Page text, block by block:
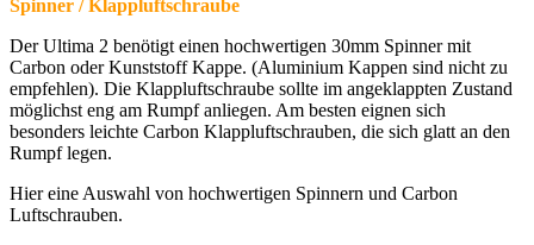
Spinner / Klappluftschraube
Der Ultima 2 benötigt einen hochwertigen 30mm Spinner mit
Carbon oder Kunststoff Kappe. (Aluminium Kappen sind nicht zu
empfehlen). Die Klappluftschraube sollte im angeklappten Zustand
möglichst eng am Rumpf anliegen. Am besten eignen sich
besonders leichte Carbon Klappluftschrauben, die sich glatt an den
Rumpf legen.
Hier eine Auswahl von hochwertigen Spinnern und Carbon
Luftschrauben.